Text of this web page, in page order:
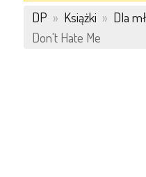
DP » Książki » Dla
Don't Hate Me